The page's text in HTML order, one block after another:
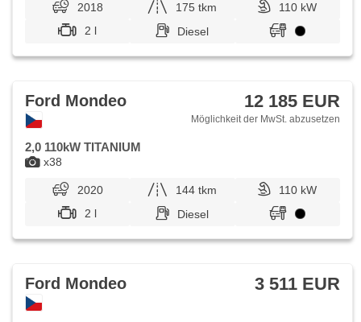
2018 175 tkm
110 kW
2 l
Diesel
x38
Ford Mondeo 12 185 EUR
Möglichkeit der MwSt. abzusetzen
2,0 110kW TITANIUM
2020 144 tkm
110 kW
2 l
Diesel
Ford Mondeo 3 511 EUR